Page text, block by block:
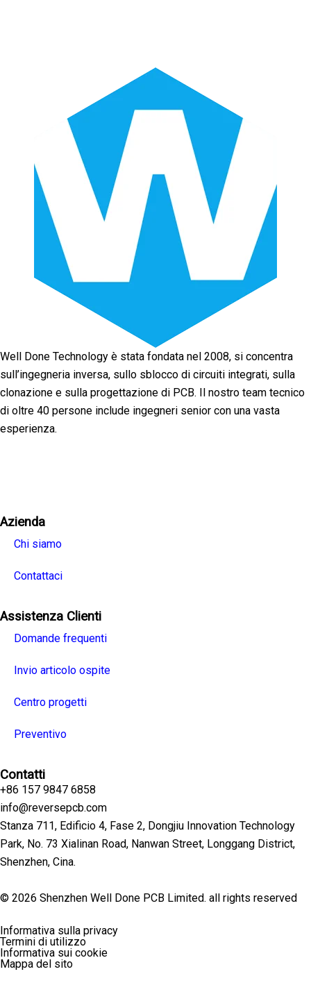
Well Done Technology è stata fondata nel 2008, si concentra
sull’ingegneria inversa, sullo sblocco di circuiti integrati, sulla
clonazione e sulla progettazione di PCB. Il nostro team tecnico
di oltre 40 persone include ingegneri senior con una vasta
esperienza.
Azienda
Chi siamo
Contattaci
Assistenza Clienti
Domande frequenti
Invio articolo ospite
Centro progetti
Preventivo
Contatti
+86 157 9847 6858
info@reversepcb.com
Stanza 711, Edificio 4, Fase 2, Dongjiu Innovation Technology
Park, No. 73 Xialinan Road, Nanwan Street, Longgang District,
Shenzhen, Cina.
© 2026 Shenzhen Well Done PCB Limited. all rights reserved
Informativa sulla privacy
Termini di utilizzo
Informativa sui cookie
Mappa del sito